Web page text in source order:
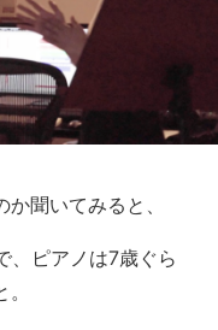
聞いてみると、
、ピアノは7歳ぐら